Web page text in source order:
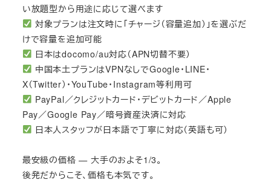
い放題型から用途に応じて選べます
対象プランは注文時に「チャージ（容量追加）」を選ぶだ
けで容量を追加可能
日本はdocomo/au対応（APN切替不要）
中国本土プランはVPNなしでGoogle・LINE・
X（Twitter）・YouTube・Instagram等利用可
PayPal／クレジットカード・デビットカード／Apple
Pay／Google Pay／暗号資産決済に対応
日本人スタッフが日本語で丁寧に対応（英語も可）
最安級の価格 — 大手のおよそ1/3。
後発だからこそ、価格も本気です。